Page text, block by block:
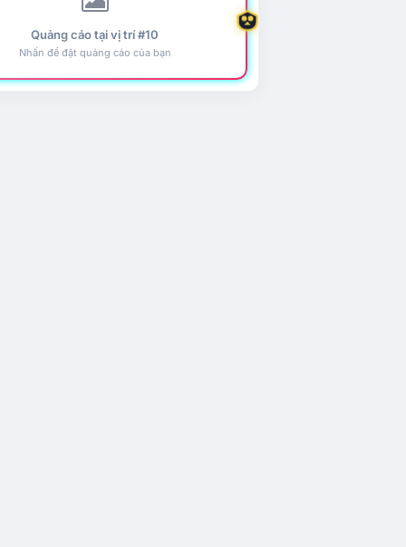
Quảng cáo tại vị trí #10
Nhấn để đặt quảng cáo của bạn